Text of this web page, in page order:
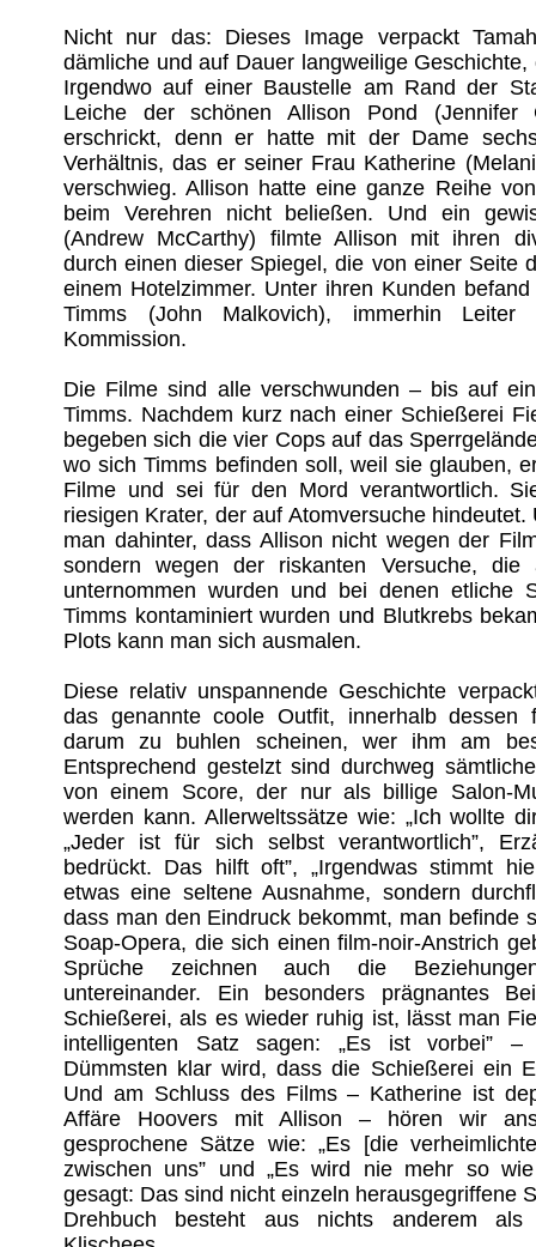
Nicht nur das: Dieses Image verpackt
dämliche und auf Dauer langweilige
Irgendwo auf einer Baustelle am Rand der
Leiche der schönen Allison Pond (Jennifer
erschrickt, denn er hatte mit der Dame
Verhältnis, das er seiner Frau Katherine
verschwieg. Allison hatte eine ganze Reihe
beim Verehren nicht beließen. Und ein
(Andrew McCarthy) filmte Allison mit ihren
durch einen dieser Spiegel, die von einer Seite
einem Hotelzimmer. Unter ihren Kunden
Timms (John Malkovich), immerhin Leiter
Kommission.
Die Filme sind alle verschwunden – bis auf
Timms. Nachdem kurz nach einer Schießerei
begeben sich die vier Cops auf das
wo sich Timms befinden soll, weil sie glauben,
Filme und sei für den Mord verantwortlich.
riesigen Krater, der auf Atomversuche hindeutet.
man dahinter, dass Allison nicht wegen der
sondern wegen der riskanten Versuche, die
unternommen wurden und bei denen etliche
Timms kontaminiert wurden und Blutkrebs
Plots kann man sich ausmalen.
Diese relativ unspannende Geschichte
das genannte coole Outfit, innerhalb dessen
darum zu buhlen scheinen, wer ihm am
Entsprechend gestelzt sind durchweg
von einem Score, der nur als billige Salon-
werden kann. Allerweltssätze wie: „Ich wollte
„Jeder ist für sich selbst verantwortlich”,
bedrückt. Das hilft oft”, „Irgendwas stimmt
etwas eine seltene Ausnahme, sondern
dass man den Eindruck bekommt, man befinde
Soap-Opera, die sich einen film-noir-Anstrich
Sprüche zeichnen auch die
untereinander. Ein besonders prägnantes
Schießerei, als es wieder ruhig ist, lässt man
intelligenten Satz sagen: „Es ist vorbei”
Dümmsten klar wird, dass die Schießerei ein
Und am Schluss des Films – Katherine ist
Affäre Hoovers mit Allison – hören wir
gesprochene Sätze wie: „Es [die
zwischen uns” und „Es wird nie mehr so
gesagt: Das sind nicht einzeln herausgegriffene
Drehbuch besteht aus nichts anderem als